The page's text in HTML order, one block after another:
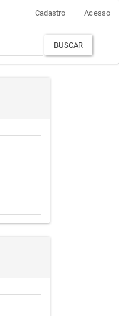
Cadastro Acesso
BUSCAR